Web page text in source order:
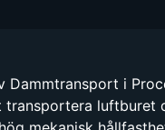
i
transportera